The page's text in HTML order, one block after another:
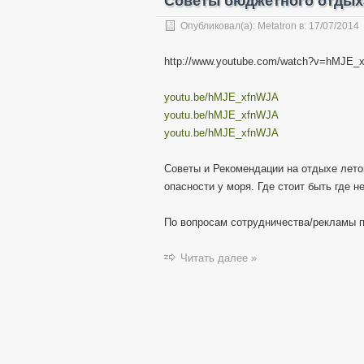
Опубликовал(а): Metatron в: 17/07/2014
http://www.youtube.com/
youtu.be/hMJE_xfnWJA
youtu.be/hMJE_xfnWJA
youtu.be/hMJE_xfnWJA
Советы и Рекомендации на отдыхе
опасности у моря. Где стоит быть где
По вопросам сотрудничества/рекламы
Читать далее »